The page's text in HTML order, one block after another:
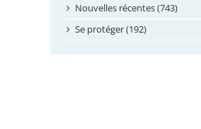
octobre 2023
septembre 2023
Nouvelles récentes (743)
Se protéger (192)